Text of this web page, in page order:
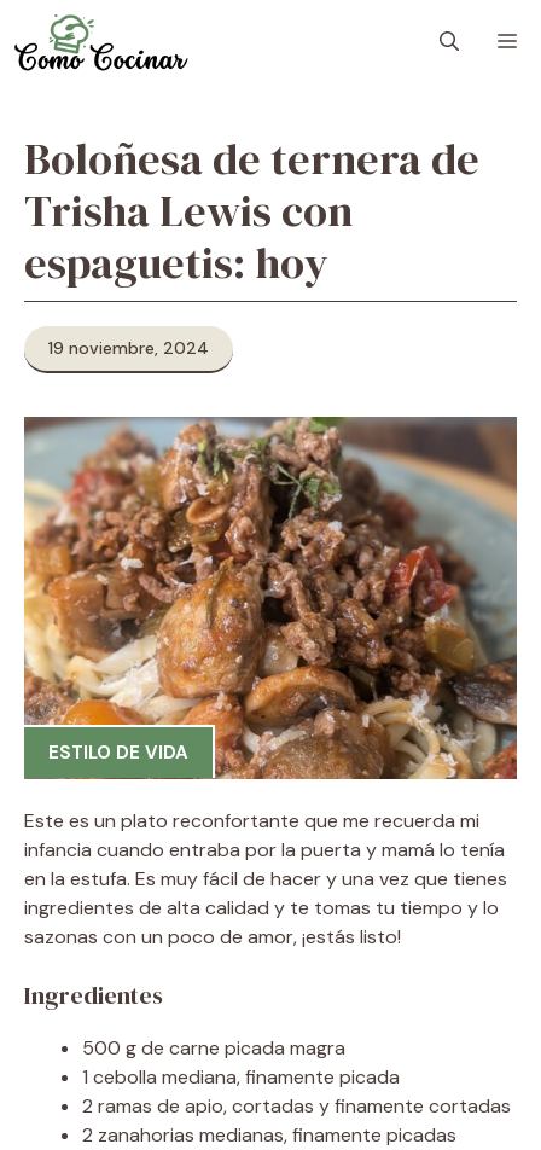
to
content
Boloñesa de ternera de
Trisha Lewis con
espaguetis: hoy
19 noviembre, 2024
ESTILO DE VIDA
Este es un plato reconfortante que me recuerda mi
infancia cuando entraba por la puerta y mamá lo tenía
en la estufa. Es muy fácil de hacer y una vez que tienes
ingredientes de alta calidad y te tomas tu tiempo y lo
sazonas con un poco de amor, ¡estás listo!
Ingredientes
500 g de carne picada magra
1 cebolla mediana, finamente picada
2 ramas de apio, cortadas y finamente cortadas
2 zanahorias medianas, finamente picadas